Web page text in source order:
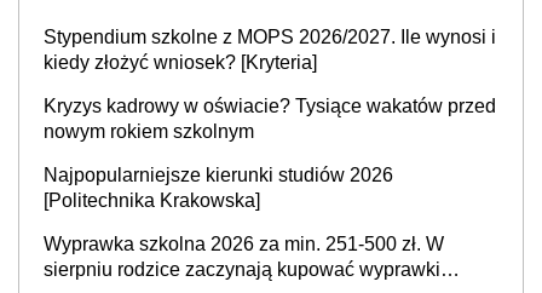
Stypendium szkolne z MOPS 2026/2027. Ile wynosi i
kiedy złożyć wniosek? [Kryteria]
Kryzys kadrowy w oświacie? Tysiące wakatów przed
nowym rokiem szkolnym
Najpopularniejsze kierunki studiów 2026
[Politechnika Krakowska]
Wyprawka szkolna 2026 za min. 251-500 zł. W
sierpniu rodzice zaczynają kupować wyprawki